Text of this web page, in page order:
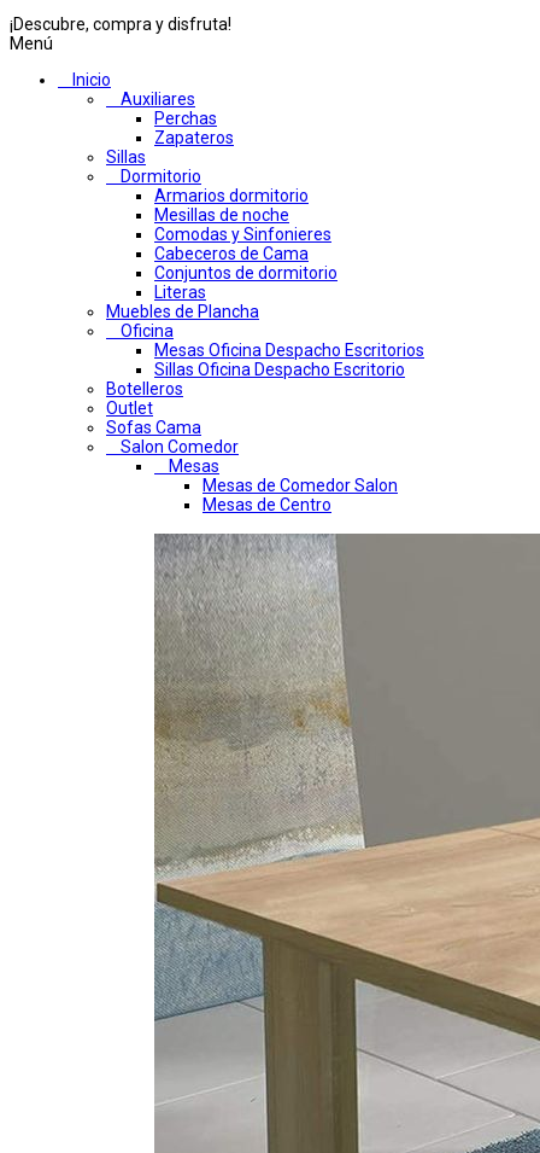
¡Descubre, compra y disfruta!
Menú
Inicio
Auxiliares
Perchas
Zapateros
Sillas
Dormitorio
Armarios dormitorio
Mesillas de noche
Comodas y Sinfonieres
Cabeceros de Cama
Conjuntos de dormitorio
Literas
Muebles de Plancha
Oficina
Mesas Oficina Despacho Escritorios
Sillas Oficina Despacho Escritorio
Botelleros
Outlet
Sofas Cama
Salon Comedor
Mesas
Mesas de Comedor Salon
Mesas de Centro